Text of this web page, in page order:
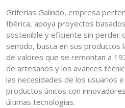
Griferías Galindo, empresa
Ibérica, apoya proyectos
sostenible y eficiente sin perder
sentido, busca en sus productos
de valores que se remontan a
de artesanos y los avances
las necesidades de los usuarios
productos únicos con
últimas tecnologías.